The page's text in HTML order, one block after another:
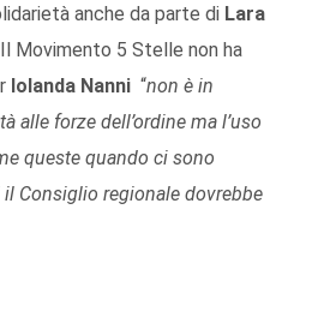
anche da parte di Lara
Movimento 5 Stelle non ha
Iolanda Nanni “non è in
alle forze dell’ordine ma l’uso
queste quando ci sono
Consiglio regionale dovrebbe